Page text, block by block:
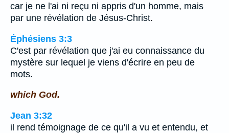
car je ne l'ai ni reçu ni appris d'un homme, mais
par une révélation de Jésus-Christ.
Éphésiens 3:3
C'est par révélation que j'ai eu connaissance du
mystère sur lequel je viens d'écrire en peu de
mots.
which God.
Jean 3:32
il rend témoignage de ce qu'il a vu et entendu, et